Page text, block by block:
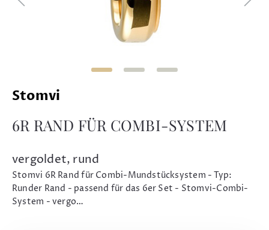
Stomvi
6R RAND FÜR COMBI-SYSTEM
vergoldet, rund
Stomvi 6R Rand für Combi-Mundstücksystem - Typ:
Runder Rand - passend für das 6er Set - Stomvi-Combi-
System - vergo…